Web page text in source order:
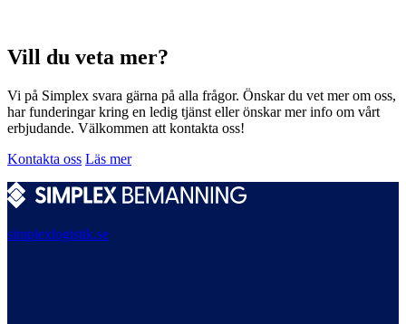
Vill du veta mer?
Vi på Simplex svara gärna på alla frågor. Önskar du vet mer om oss,
har funderingar kring en ledig tjänst eller önskar mer info om vårt
erbjudande. Välkommen att kontakta oss!
Kontakta oss Läs mer
simplexlogistik.se